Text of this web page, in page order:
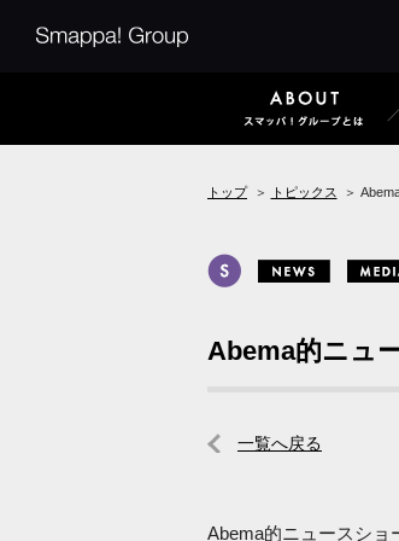
トップ ＞ トピックス ＞
Smappa! Hans
Abema的ニュ
一覧へ戻る
Abema的ニュースショ